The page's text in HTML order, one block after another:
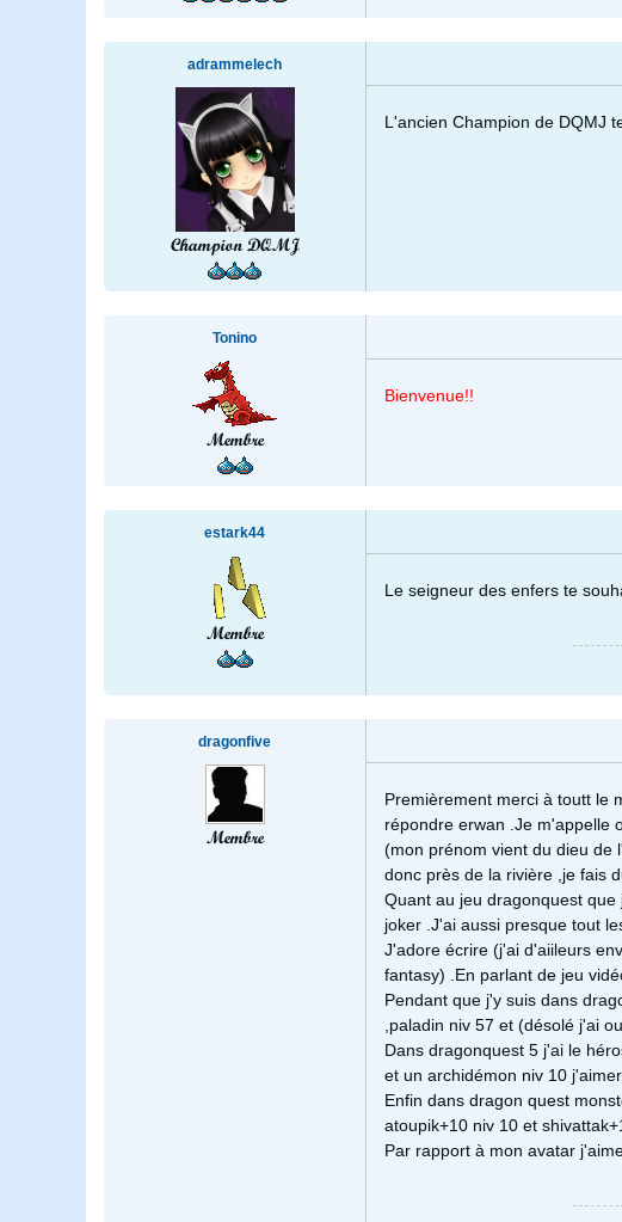
adrammelech
Champion DQMJ
L'ancien Champion de DQMJ
Tonino
Membre
Bienvenue!!
estark44
Membre
Le seigneur des enfers te
dragonfive
Membre
Premièrement merci à toutt le
répondre erwan .Je m'appelle
(mon prénom vient du dieu de
donc près de la rivière ,je fais
Quant au jeu dragonquest
joker .J'ai aussi presque tout
J'adore écrire (j'ai d'aiileurs
fantasy) .En parlant de jeu
Pendant que j'y suis dans
,paladin niv 57 et (désolé j'ai
Dans dragonquest 5 j'ai le
et un archidémon niv 10
Enfin dans dragon quest
atoupik+10 niv 10 et
Par rapport à mon avatar